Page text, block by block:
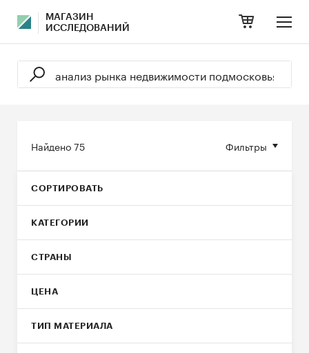
МАГАЗИН
ИССЛЕДОВАНИЙ
Фильтры
Найдено75
СОРТИРОВАТЬ
КАТЕГОРИИ
СТРАНЫ
ЦЕНА
ТИП МАТЕРИАЛА